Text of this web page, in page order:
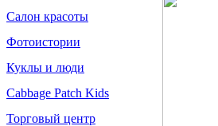
Салон красоты
Фотоистории
Куклы и люди
Cabbage Patch Kids
Торговый центр